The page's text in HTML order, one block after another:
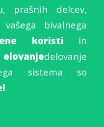
prašnih delcev,
bivalnega
koristi in
delovanje
sistema so